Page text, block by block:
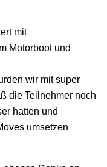
mit
Motorboot und
wir mit super
die Teilnehmer noch
hatten und
umsetzen